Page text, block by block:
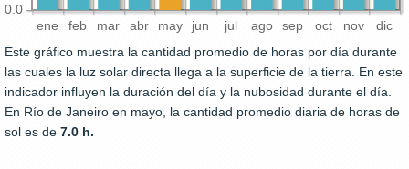
ene feb mar abr may jun jul ago sep oct nov dic
0.0
Este gráfico muestra la cantidad promedio de horas por día durante
las cuales la luz solar directa llega a la superficie de la tierra. En este
indicador influyen la duración del día y la nubosidad durante el día.
En Río de Janeiro en mayo, la cantidad promedio diaria de horas de
sol es de 7.0 h.